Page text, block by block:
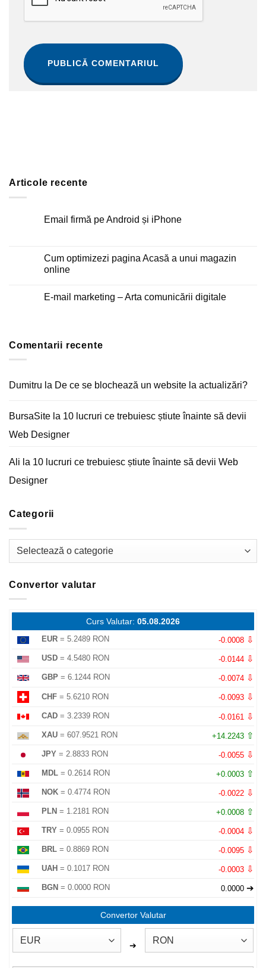
Articole recente
Email firmă pe Android și iPhone
Email
firmă
pe
iPhone
Cum optimizezi pagina Acasă a unui magazin
online
la
unui
magazin
E-mail marketing – Arta comunicării digitale
marketing
Comentarii recente
Dumitru la De ce se blochează un website la actualizări?
BursaSite la 10 lucruri ce trebuiesc știute înainte să devii
Web Designer
Ali la 10 lucruri ce trebuiesc știute înainte să devii Web
Designer
Categorii
Categorii
Convertor valutar
Curs Valutar: 05.08.2026
EUR = 5.2489 RON -0.0008 ⇩
USD = 4.5480 RON -0.0144 ⇩
GBP = 6.1244 RON -0.0074 ⇩
CHF = 5.6210 RON -0.0093 ⇩
CAD = 3.2339 RON -0.0161 ⇩
XAU = 607.9521 RON +14.2243 ⇧
JPY = 2.8833 RON -0.0055 ⇩
MDL = 0.2614 RON +0.0003 ⇧
NOK = 0.4774 RON -0.0022 ⇩
PLN = 1.2181 RON +0.0008 ⇧
TRY = 0.0955 RON -0.0004 ⇩
BRL = 0.8869 RON -0.0095 ⇩
UAH = 0.1017 RON -0.0003 ⇩
BGN = 0.0000 RON 0.0000 ➔
Convertor Valutar
➔